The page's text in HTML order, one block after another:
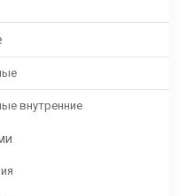
внутренние